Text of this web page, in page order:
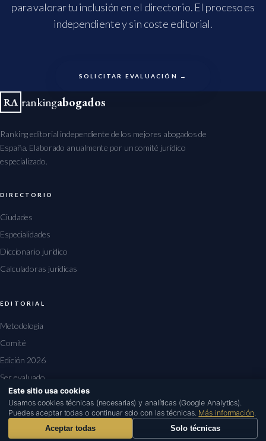
para valorar tu inclusión en el directorio. El proceso es
independiente y sin coste editorial.
SOLICITAR EVALUACIÓN →
RA rankingabogados
Ranking editorial independiente de los mejores abogados de
España. Elaborado anualmente por un comité jurídico
especializado.
DIRECTORIO
Ciudades
Especialidades
Diccionario jurídico
Calculadoras jurídicas
EDITORIAL
Metodología
Comité
Edición 2026
Ser evaluado
© 2026 rankingabogados.es · Edición 2026 Aviso legalPrivacidadCookiesContacto
Este sitio usa cookies
Usamos cookies técnicas (necesarias) y analíticas (Google Analytics).
Puedes aceptar todas o continuar solo con las técnicas. Más información.
Aceptar todas
Solo técnicas